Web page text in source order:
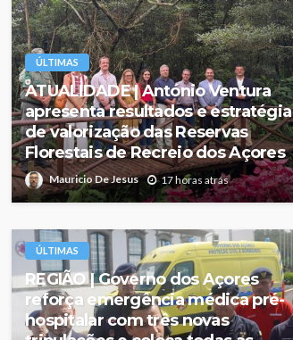
ÚLTIMAS
ATUALIDADE | António Ventura
apresenta resultados e estratégia
de valorização das Reservas
Florestais de Recreio dos Açores
Mauricio De Jesus 17 horas atrás
ÚLTIMAS
REGIÃO | Governo dos Açores
reforça emergência médica pré-
hospitalar com três novas